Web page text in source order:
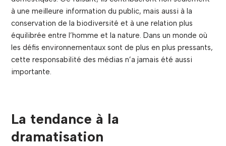
à une meilleure information du public, mais aussi à la
conservation de la biodiversité et à une relation plus
équilibrée entre l’homme et la nature. Dans un monde où
les défis environnementaux sont de plus en plus pressants,
cette responsabilité des médias n’a jamais été aussi
importante.
La tendance à la
dramatisation